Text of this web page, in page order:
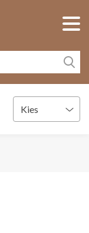
Kies